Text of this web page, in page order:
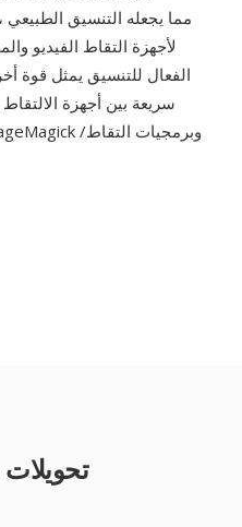
لأجهزة التقاط الفيديو
الفعال للتنسيق يمثل قوة